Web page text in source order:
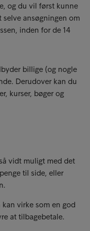
og du vil først kunne
selve ansøgningen om
inden for de 14
billige (og nogle
Derudover kan du
kurser, bøger og
vidt muligt med det
til side, eller
virke som en god
at tilbagebetale.